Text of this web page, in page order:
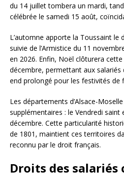
du 14 juillet tombera un mardi,
célébrée le samedi 15 août,
L’automne apporte la Toussaint le
suivie de l’Armistice du 11
en 2026. Enfin, Noël clôturera
décembre, permettant aux salariés
end prolongé pour les festivités de
Les départements d’Alsace-
supplémentaires : le Vendredi saint
décembre. Cette particularité
de 1801, maintient ces territoires
reconnu par le droit français.
Droits des salariés